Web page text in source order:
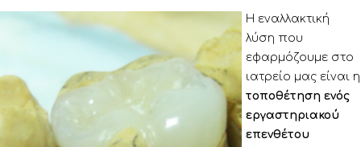
Η εναλλακτική
λύση που
εφαρμόζουμε στο
ιατρείο μας είναι η
τοποθέτηση ενός
εργαστηριακού
επενθέτου